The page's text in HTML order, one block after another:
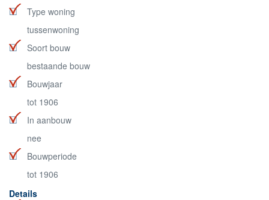
Type woning
tussenwoning
Soort bouw
bestaande bouw
Bouwjaar
tot 1906
In aanbouw
nee
Bouwperiode
tot 1906
Details